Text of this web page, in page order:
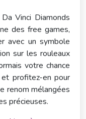
Vinci Diamonds
des free games,
avec un symbole
sur les rouleaux
votre chance
profitez-en pour
renom mélangées
précieuses.